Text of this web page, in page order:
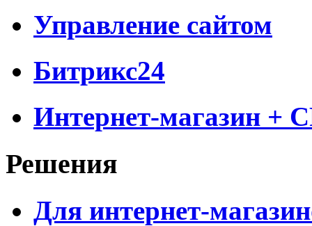
Управление сайтом
Битрикс24
Интернет-магазин +
Решения
Для интернет-